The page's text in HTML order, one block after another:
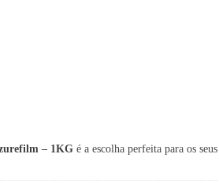
– 1KG é a escolha perfeita para os